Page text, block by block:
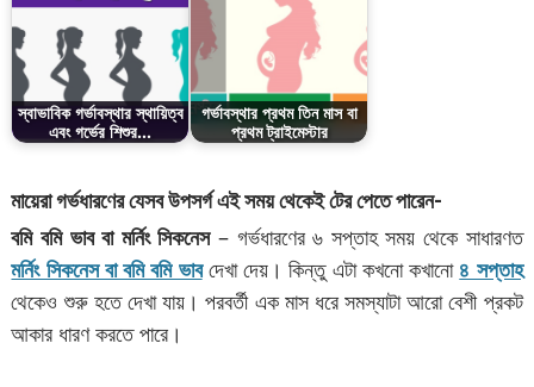
স্বাভাবিক গর্ভাবস্থার স্থায়িত্ব
এবং গর্ভের শিশুর…
গর্ভাবস্থার প্রথম তিন মাস বা
প্রথম ট্রাইমেস্টার
মায়েরা গর্ভধারণের যেসব উপসর্গ এই সময় থেকেই টের পেতে পারেন-
বমি বমি ভাব বা মর্নিং সিকনেস– গর্ভধারণের ৬ সপ্তাহ সময় থেকে সাধারণত
মর্নিং সিকনেস বা বমি বমি ভাবদেখা দেয়। কিন্তু এটা কখনো কখানো ৪ সপ্তাহ
থেকেও শুরু হতে দেখা যায়। পরবর্তী এক মাস ধরে সমস্যাটা আরো বেশী প্রকট
আকার ধারণ করতে পারে।